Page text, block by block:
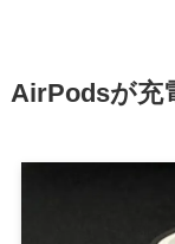
AirPodsが充